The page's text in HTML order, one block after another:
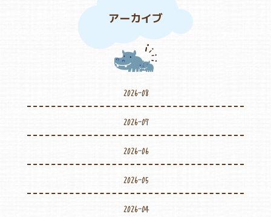
アーカイブ
2026-08
2026-07
2026-06
2026-05
2026-04